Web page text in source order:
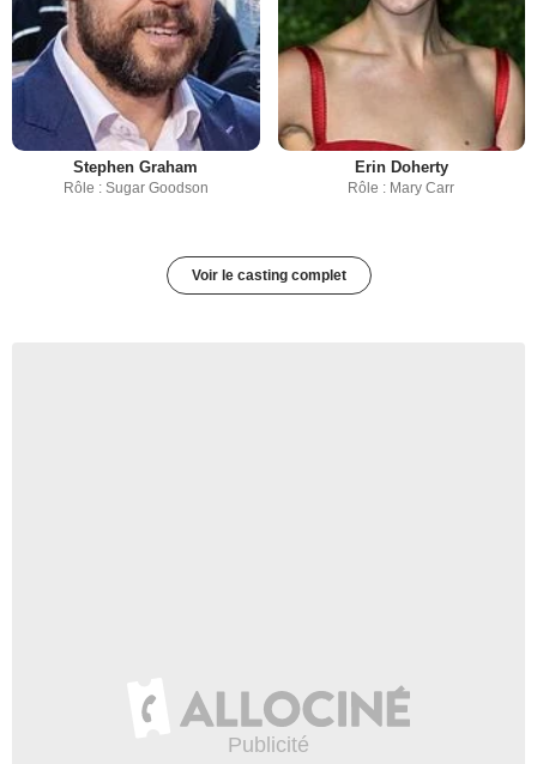
Stephen Graham
Rôle : Sugar Goodson
Erin Doherty
Rôle : Mary Carr
Voir le casting complet